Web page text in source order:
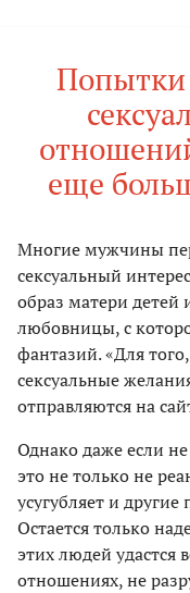
Попытки
еще
Многие мужчины
сексуальный
образ матери детей
любовницы, с
фантазий. «Для
сексуальные
отправляются на
Однако даже если
это не только не
усугубляет и
Остается только
этих людей удастся
отношениях, не